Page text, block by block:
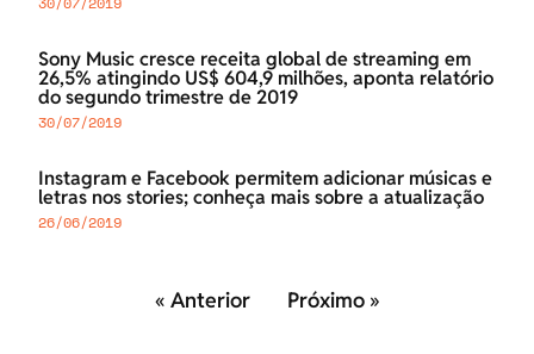
Sony Music cresce receita global de streaming em
26,5% atingindo US$ 604,9 milhões, aponta relatório
do segundo trimestre de 2019
30/07/2019
Instagram e Facebook permitem adicionar músicas e
letras nos stories; conheça mais sobre a atualização
26/06/2019
« Anterior Próximo »